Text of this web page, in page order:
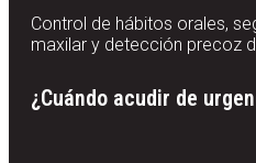
Control de hábitos orales,
maxilar y detección precoz
¿Cuándo acudir de